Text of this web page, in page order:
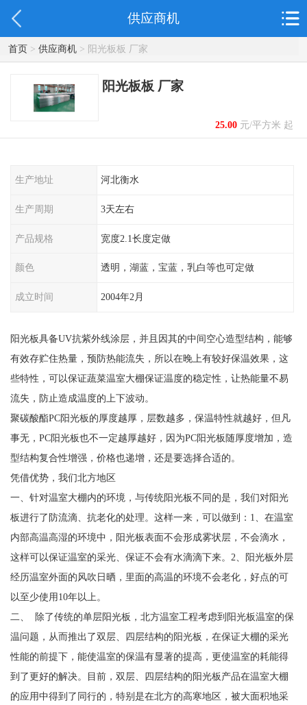
供应商机
首页> 供应商机> 阳光板板 厂家
阳光板板 厂家
25.00元/平方米 起
生产地址 河北衡水
生产周期 3天左右
产品规格 宽度2.1长度定做
颜色 透明，湖蓝，宝蓝，乳白等也可定做
成立时间 2004年2月
阳光板具备UV抗紫外线涂层，并且因其的中间空心造型结构，能够
有效存贮住热量，预防热能流失，所以在晚上有较好保温效果，这
些特性，可以保证蔬菜温室大棚保证温度的稳定性，让热能量不易
流失，防止造成温度的上下波动。
聚碳酸酯PC阳光板的厚度越厚，层数越多，保温特性就越好，但凡
事无，PC阳光板也不一定越厚越好，因为PC阳光板随厚度增加，造
型结构复合性增强，价格也递增，还是要选择合适的。
凭借优势，我们北方地区
一、针对温室大棚内的环境，与传统阳光板不同的是，我们对阳光
板进行了防流滴、抗老化的处理。这样一来，可以做到：1、在温室
内部高温高湿的环境中，阳光板表面不会形成雾状层，不会滴水，
这样可以保证温室的采光、保证不会有水滴滴下来。2、阳光板外层
经历温室外面的风吹日晒，里面的高温的环境不会老化，好点的可
以至少使用10年以上。
二、 除了传统的单层阳光板，北方温室工程考虑到阳光板温室的保
温问题，从而推出了双层、四层结构的阳光板，在保证大棚的采光
性能的前提下，能使温室的保温有显著的提高，更使温室的耗能得
到了更好的解决。目前，双层、四层结构的阳光板产品在温室大棚
的应用中得到了同行的，特别是在北方的高寒地区，被大面积地采